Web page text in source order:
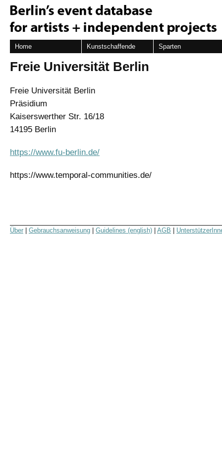
Home Kunstschaffende Sparten
Freie Universität Berlin
Freie Universität Berlin
Präsidium
Kaiserswerther Str. 16/18
14195 Berlin
https://www.fu-berlin.de/
https://www.temporal-communities.de/
Über Gebrauchsanweisung Guidelines (english) AGB